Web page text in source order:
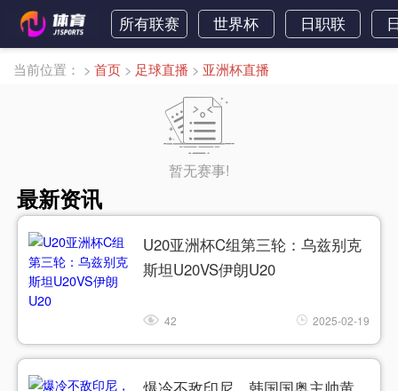
所有联赛 世界杯 日职联
当前位置： > 首页 > 足球直播 > 亚洲杯直播
暂无赛事!
最新资讯
U20亚洲杯C组第三轮：乌兹别克
斯坦U20VS伊朗U20
42 2025-02-19